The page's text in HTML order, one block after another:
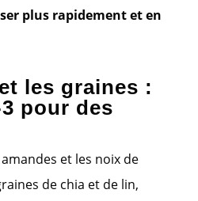
plus rapidement et en
les graines :
pour des
et les noix de
de chia et de lin,